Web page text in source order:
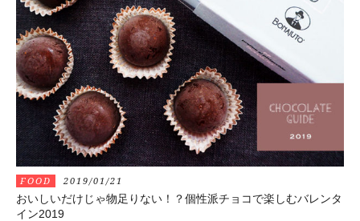
FOOD 2019/01/21
おいしいだけじゃ物足りない！？個性派チョコで楽しむバレンタ
イン2019